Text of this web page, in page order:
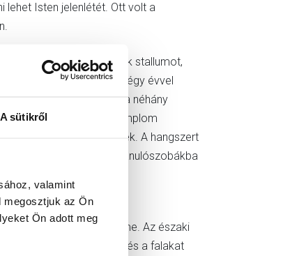
A sütikről
valamint
megosztjuk az Ön
Ön adott meg
lehet Isten jelenlétét. Ott volt a
mögé szintén építettek stallumot,
1985-ben épült meg a négy évvel
a hangszert, sőt utána néhány
kori hangszer a templom
terveztek. A hangszert
azaz tanulószobákba
kőből készült hálóterme. Az északi
oltárok sorakoznak itt, és a falakat